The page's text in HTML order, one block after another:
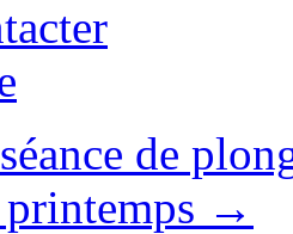
de
printemps →